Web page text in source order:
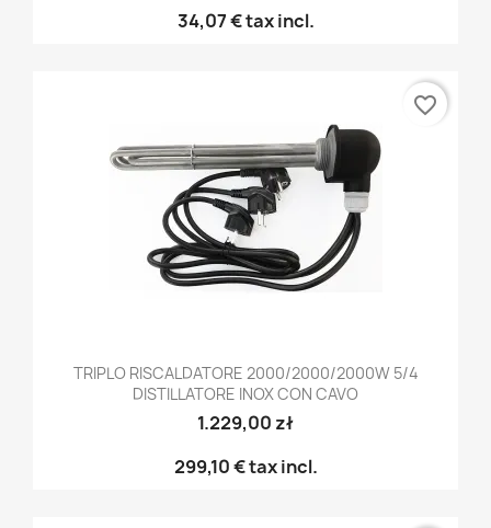
34,07 €tax incl.
TRIPLO RISCALDATORE 2000/2000/2000W 5/4
DISTILLATORE INOX CON CAVO
1.229,00 zł
299,10 €tax incl.
favorite_border